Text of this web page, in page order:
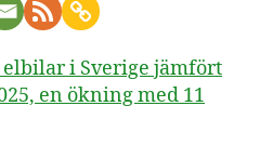
elbilar i Sverige jämfört
en ökning med 11